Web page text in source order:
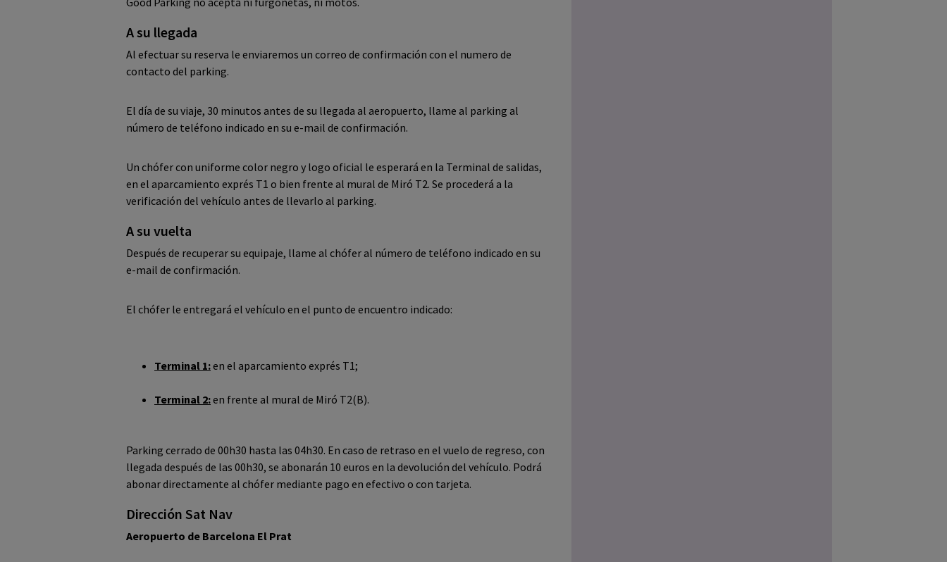
A su llegada
Al efectuar su reserva le enviaremos un correo de confirmación con el numero de
contacto del parking.
El día de su viaje, 30 minutos antes de su llegada al aeropuerto, llame al parking al
número de teléfono indicado en su e-mail de confirmación.
Un chófer con uniforme color negro y logo oficial le esperará en la Terminal de salidas,
en el aparcamiento exprés T1 o bien frente al mural de Miró T2. Se procederá a la
verificación del vehículo antes de llevarlo al parking.
A su vuelta
Después de recuperar su equipaje, llame al chófer al número de teléfono indicado en su
e-mail de confirmación.
El chófer le entregará el vehículo en el punto de encuentro indicado:
Terminal 1:en el aparcamiento exprés T1;
Terminal 2:en frente al mural de Miró T2(B).
Parking cerrado de 00h30 hasta las 04h30. En caso de retraso en el vuelo de regreso, con
llegada después de las 00h30, se abonarán 10 euros en la devolución del vehículo. Podrá
abonar directamente al chófer mediante pago en efectivo o con tarjeta.
Dirección Sat Nav
Aeropuerto de Barcelona El Prat